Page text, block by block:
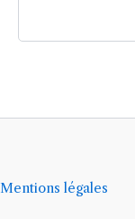
Mentions légales